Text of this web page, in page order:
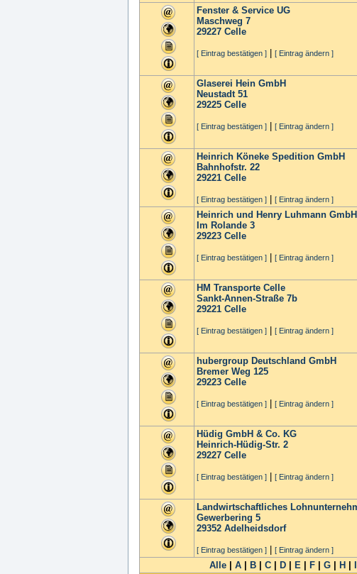
Fenster & Service UG
Maschweg 7
29227 Celle
[ Eintrag bestätigen ] [ Eintrag ändern ]
Glaserei Hein GmbH
Neustadt 51
29225 Celle
[ Eintrag bestätigen ] [ Eintrag ändern ]
Heinrich Köneke Spedition GmbH
Bahnhofstr. 22
29221 Celle
[ Eintrag bestätigen ] [ Eintrag ändern ]
Heinrich und Henry Luhmann GmbH
Im Rolande 3
29223 Celle
[ Eintrag bestätigen ] [ Eintrag ändern ]
HM Transporte Celle
Sankt-Annen-Straße 7b
29221 Celle
[ Eintrag bestätigen ] [ Eintrag ändern ]
hubergroup Deutschland GmbH
Bremer Weg 125
29223 Celle
[ Eintrag bestätigen ] [ Eintrag ändern ]
Hüdig GmbH & Co. KG
Heinrich-Hüdig-Str. 2
29227 Celle
[ Eintrag bestätigen ] [ Eintrag ändern ]
Landwirtschaftliches
Gewerbering 5
29352 Adelheidsdorf
[ Eintrag bestätigen ] [ Eintrag ändern ]
Alle A B C D E F G H